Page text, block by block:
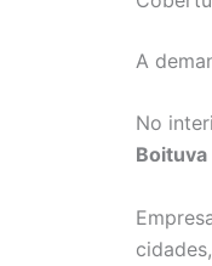
A
No
Boituva